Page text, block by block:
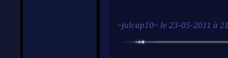
~julcap10~ le 23-05-2011 à